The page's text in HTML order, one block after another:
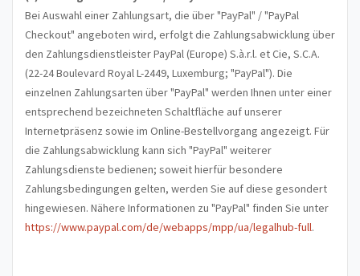
Bei Auswahl einer Zahlungsart, die über "PayPal" / "PayPal
Checkout" angeboten wird, erfolgt die Zahlungsabwicklung über
den Zahlungsdienstleister PayPal (Europe) S.à.r.l. et Cie, S.C.A.
(22-24 Boulevard Royal L-2449, Luxemburg; "PayPal"). Die
einzelnen Zahlungsarten über "PayPal" werden Ihnen unter einer
entsprechend bezeichneten Schaltfläche auf unserer
Internetpräsenz sowie im Online-Bestellvorgang angezeigt. Für
die Zahlungsabwicklung kann sich "PayPal" weiterer
Zahlungsdienste bedienen; soweit hierfür besondere
Zahlungsbedingungen gelten, werden Sie auf diese gesondert
hingewiesen. Nähere Informationen zu "PayPal" finden Sie unter
https://www.paypal.com/de/webapps/mpp/ua/legalhub-full.